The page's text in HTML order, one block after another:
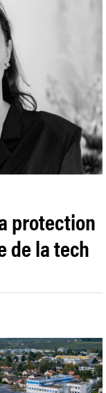
protection
de la tech